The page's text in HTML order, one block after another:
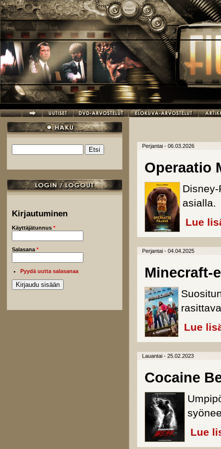
Hyppää pääsisältöön
Hakulomake
Kirjautuminen
Käyttäjätunnus *
Salasana *
Pyydä uutta salasanaa
Perjantai - 06.03.2026
Operaatio
asialla.
Lue
Perjantai - 04.04.2025
Minecraft-
Lue
Lauantai - 25.02.2023
Cocaine
Lue